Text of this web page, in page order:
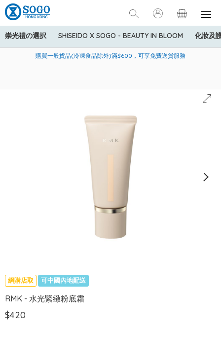
崇光禮の選択 SHISEIDO X SOGO - BEAUTY IN BLOOM 化妝及
美國運通Explorer®信用卡會員購物禮遇：高達5%簽賬回贈！
購買一般貨品(冷凍食品除外)滿$600，可享免費送貨服務
寄送中國內地服務只適用於指定商品，若訂單金額少於HK$600(折
網購店取 可中國內地配送
RMK - 水光緊緻粉底霜
$420